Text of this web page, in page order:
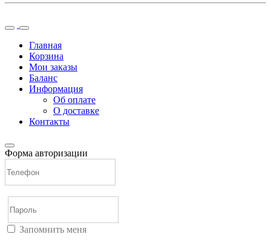
Главная
Корзина
Мои заказы
Баланс
Информация
Об оплате
О доставке
Контакты
Форма авторизации
Запомнить меня